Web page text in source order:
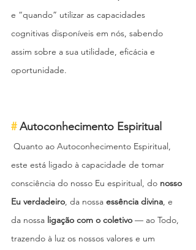
e “quando” utilizar as capacidades
cognitivas disponíveis em nós, sabendo
assim sobre a sua utilidade, eficácia e
oportunidade.
# Autoconhecimento Espiritual
Quanto ao Autoconhecimento Espiritual,
este está ligado à capacidade de tomar
consciência do nosso Eu espiritual, do nosso
Eu verdadeiro, da nossa essência divina, e
da nossa ligação com o coletivo — ao Todo,
trazendo à luz os nossos valores e um